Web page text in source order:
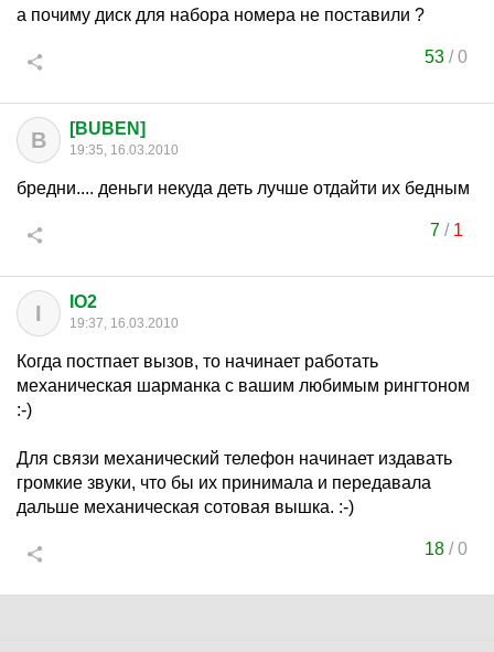
а почиму диск для набора номера не поставили ?
53 /0
B [BUBEN]
19:35, 16.03.2010
бредни.... деньги некуда деть лучше отдайти их бедным
7/ 1
I IO2
19:37, 16.03.2010
Когда постпает вызов, то начинает работать
механическая шарманка с вашим любимым рингтоном
:-)
Для связи механический телефон начинает издавать
громкие звуки, что бы их принимала и передавала
дальше механическая сотовая вышка. :-)
18 /0